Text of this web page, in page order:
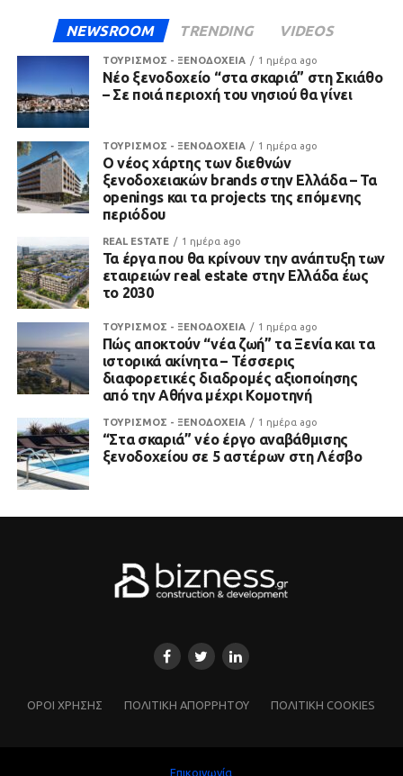
NEWSROOM TRENDING VIDEOS
ΤΟΥΡΙΣΜΟΣ - ΞΕΝΟΔΟΧΕΙΑ 1 ημέρα ago
Νέο ξενοδοχείο “στα σκαριά” στη Σκιάθο
– Σε ποιά περιοχή του νησιού θα γίνει
ΤΟΥΡΙΣΜΟΣ - ΞΕΝΟΔΟΧΕΙΑ 1 ημέρα ago
Ο νέος χάρτης των διεθνών
ξενοδοχειακών brands στην Ελλάδα – Τα
openings και τα projects της επόμενης
περιόδου
REAL ESTATE 1 ημέρα ago
Τα έργα που θα κρίνουν την ανάπτυξη των
εταιρειών real estate στην Ελλάδα έως
το 2030
ΤΟΥΡΙΣΜΟΣ - ΞΕΝΟΔΟΧΕΙΑ 1 ημέρα ago
Πώς αποκτούν “νέα ζωή” τα Ξενία και τα
ιστορικά ακίνητα – Τέσσερις
διαφορετικές διαδρομές αξιοποίησης
από την Αθήνα μέχρι Κομοτηνή
ΤΟΥΡΙΣΜΟΣ - ΞΕΝΟΔΟΧΕΙΑ 1 ημέρα ago
“Στα σκαριά” νέο έργο αναβάθμισης
ξενοδοχείου σε 5 αστέρων στη Λέσβο
ΌΡΟΙ ΧΡΗΣΗΣ ΠΟΛΙΤΙΚΗ ΑΠΟΡΡΗΤΟΥ ΠΟΛΙΤΙΚΗ COOKIES
Επικοινωνία